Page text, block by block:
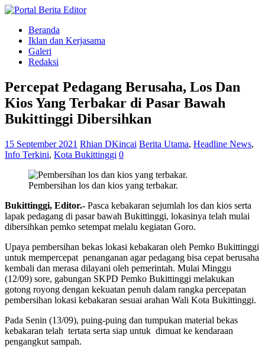
Beranda
Iklan dan Kerjasama
Galeri
Redaksi
Percepat Pedagang Berusaha, Los Dan
Kios Yang Terbakar di Pasar Bawah
Bukittinggi Dibersihkan
15 September 2021 Rhian DKincai Berita Utama, Headline News,
Info Terkini, Kota Bukittinggi 0
Pembersihan los dan kios yang terbakar.
Bukittinggi, Editor.- Pasca kebakaran sejumlah los dan kios serta
lapak pedagang di pasar bawah Bukittinggi, lokasinya telah mulai
dibersihkan pemko setempat melalu kegiatan Goro.
Upaya pembersihan bekas lokasi kebakaran oleh Pemko Bukittinggi
untuk mempercepat penanganan agar pedagang bisa cepat berusaha
kembali dan merasa dilayani oleh pemerintah. Mulai Minggu
(12/09) sore, gabungan SKPD Pemko Bukittinggi melakukan
gotong royong dengan kekuatan penuh dalam rangka percepatan
pembersihan lokasi kebakaran sesuai arahan Wali Kota Bukittinggi.
Pada Senin (13/09), puing-puing dan tumpukan material bekas
kebakaran telah tertata serta siap untuk dimuat ke kendaraan
pengangkut sampah.